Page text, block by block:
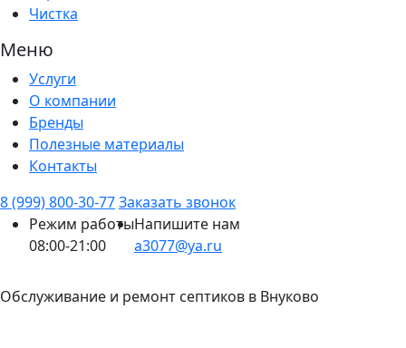
Чистка
Меню
Услуги
О компании
Бренды
Полезные материалы
Контакты
8 (999) 800-30-77Заказать звонок
Режим работы
08:00-21:00
Напишите нам
a3077@ya.ru
Обслуживание и ремонт септиков в Внуково